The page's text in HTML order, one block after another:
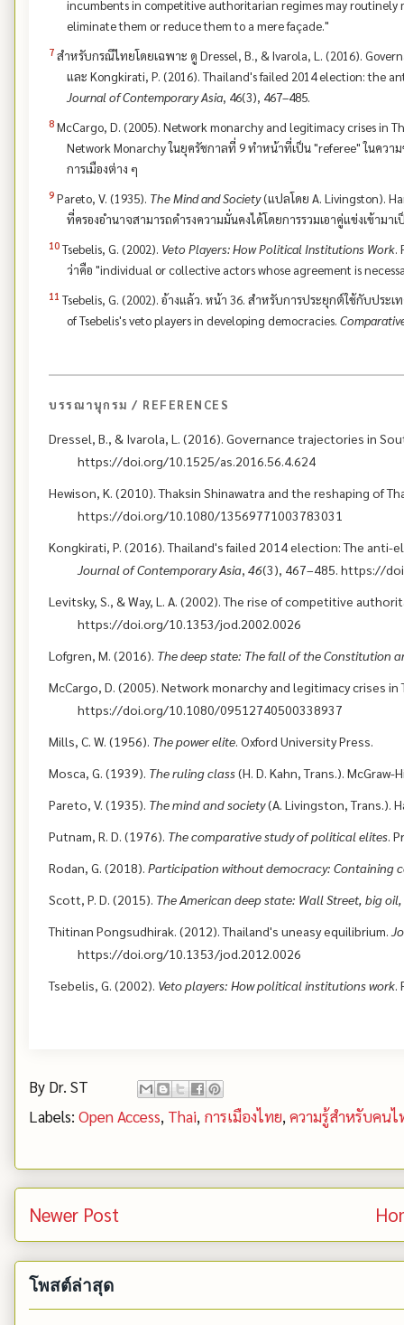
incumbents in competitive authoritarian regimes may
eliminate them or reduce them to a mere façade."
7 สำหรับกรณีไทยโดยเฉพาะ ดู Dressel, B., & Ivarola, L. (2016).
และ Kongkirati, P. (2016). Thailand's failed 2014 election: the
Journal of Contemporary Asia, 46(3), 467–485.
8 McCargo, D. (2005). Network monarchy and legitimacy crises in
Network Monarchy ในยุครัชกาลที่ 9 ทำหน้าที่เป็น "referee" ในคว
การเมืองต่าง ๆ
9 Pareto, V. (1935). The Mind and Society(แปลโดย A. Livingston).
ที่ครองอำนาจสามารถดำรงความมั่นคงได้โดยการรวมเอาคู่แข่งเข้าม
10 Tsebelis, G. (2002). Veto Players: How Political Institutions Work.
ว่าคือ "individual or collective actors whose agreement is
11 Tsebelis, G. (2002). อ้างแล้ว. หน้า 36. สำหรับการประยุกต์ใช้กับประ
of Tsebelis's veto players in developing democracies.
บรรณานุกรม / REFERENCES
Dressel, B., & Ivarola, L. (2016). Governance trajectories in
https://doi.org/10.1525/as.2016.56.4.624
Hewison, K. (2010). Thaksin Shinawatra and the reshaping of
https://doi.org/10.1080/13569771003783031
Kongkirati, P. (2016). Thailand's failed 2014 election: The
Journal of Contemporary Asia, 46(3), 467–485. https://
Levitsky, S., & Way, L. A. (2002). The rise of competitive
https://doi.org/10.1353/jod.2002.0026
Lofgren, M. (2016). The deep state: The fall of the Constitution
McCargo, D. (2005). Network monarchy and legitimacy crises in
https://doi.org/10.1080/09512740500338937
Mills, C. W. (1956). The power elite. Oxford University Press.
Mosca, G. (1939). The ruling class(H. D. Kahn, Trans.).
Pareto, V. (1935). The mind and society(A. Livingston, Trans.).
Putnam, R. D. (1976). The comparative study of political elites.
Rodan, G. (2018). Participation without democracy: Containing
Scott, P. D. (2015). The American deep state: Wall Street, big
Thitinan Pongsudhirak. (2012). Thailand's uneasy equilibrium.
https://doi.org/10.1353/jod.2012.0026
Tsebelis, G. (2002). Veto players: How political institutions work.
By Dr. ST
Labels: Open Access, Thai, การเมืองไทย, ความรู้สำหรับคนไ
Newer Post
โพสต์ล่าสุด